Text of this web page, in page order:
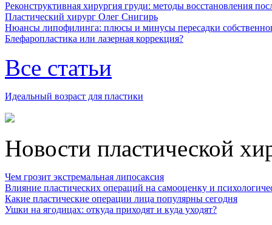
Реконструктивная хирургия груди: методы восстановления
Пластический хирург Олег Снигирь
Нюансы липофилинга: плюсы и минусы пересадки
Блефаропластика или лазерная коррекция?
Все статьи
Идеальный возраст для пластики
Новости пластической
Чем грозит экстремальная липосаксия
Влияние пластических операций на самооценку и
Какие пластические операции лица популярны сегодня
Ушки на ягодицах: откуда приходят и куда уходят?